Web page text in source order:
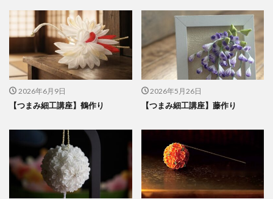
2026年6月9日
【つまみ細工講座】鶴作り
2026年5月26日
【つまみ細工講座】藤作り